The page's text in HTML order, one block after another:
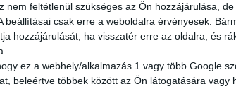
nem feltétlenül szükséges az Ön hozzájárulása,
beállításai csak erre a weboldalra érvényesek.
hozzájárulását, ha visszatér erre az oldalra, és
ez a webhely/alkalmazás 1 vagy több Google
beleértve többek között az Ön látogatására vagy